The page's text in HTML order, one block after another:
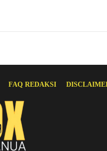
FAQ REDAKSI